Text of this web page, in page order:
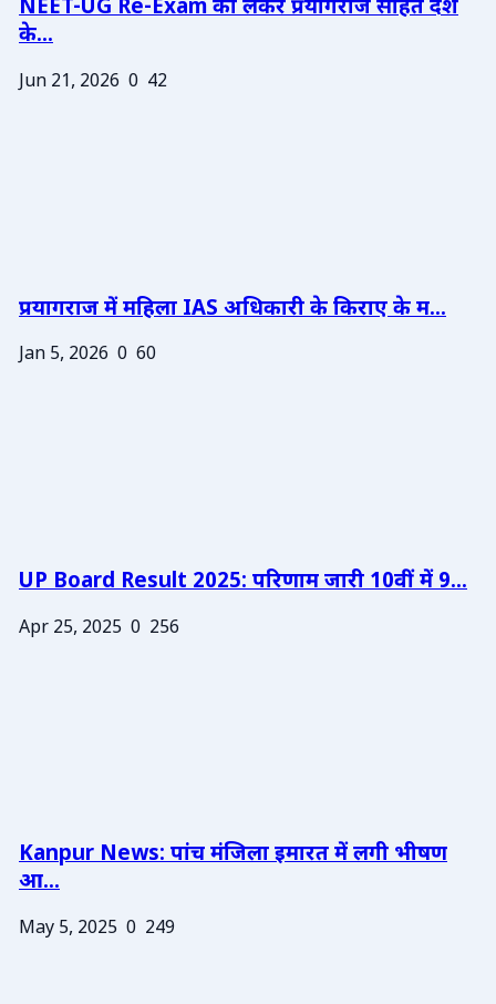
NEET-UG Re-Exam को लेकर प्रयागराज सहित देश
के...
Jun 21, 2026 0 42
प्रयागराज में महिला IAS अधिकारी के किराए के म...
Jan 5, 2026 0 60
UP Board Result 2025: परिणाम जारी 10वीं में 9...
Apr 25, 2025 0 256
Kanpur News: पांच मंजिला इमारत में लगी भीषण
आ...
May 5, 2025 0 249